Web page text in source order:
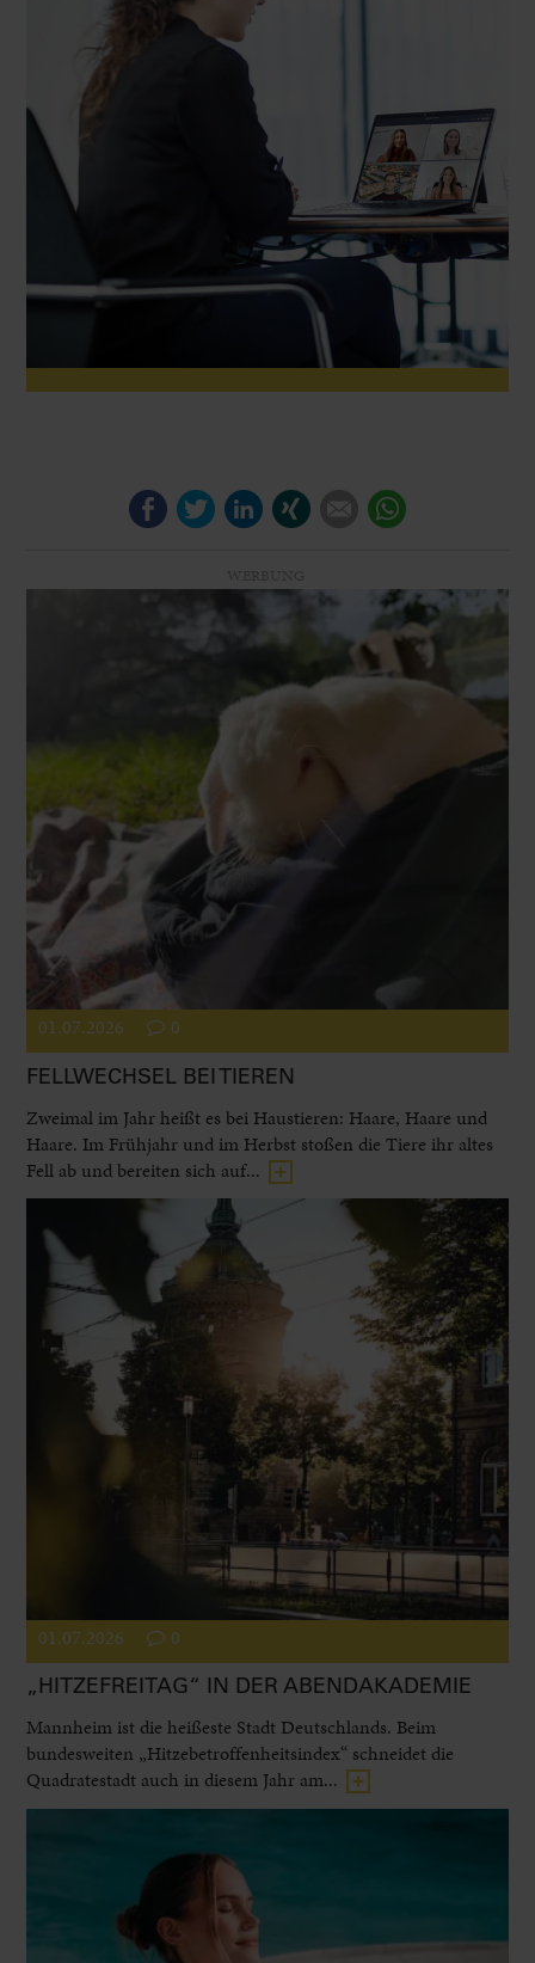
FacebookTwitterLinkedIn E-mail
01.07.2026 0
FELLWECHSEL BEI TIEREN
Zweimal im Jahr heißt es bei Haustieren: Haare, Haare und
Haare. Im Frühjahr und im Herbst stoßen die Tiere ihr altes
Fell ab und bereiten sich auf...
01.07.2026 0
„HITZEFREITAG“ IN DER ABENDAKADEMIE
Mannheim ist die heißeste Stadt Deutschlands. Beim
bundesweiten „Hitzebetroffenheitsindex“ schneidet die
Quadratestadt auch in diesem Jahr am...